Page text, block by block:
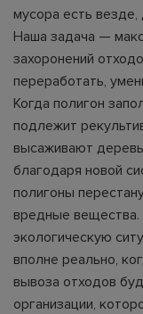
мусора есть
Наша задача —
захоронений
переработать,
Когда полигон
подлежит
высаживают
благодаря новой
полигоны
вредные
экологическую
вполне реально,
вывоза отходов
организации,